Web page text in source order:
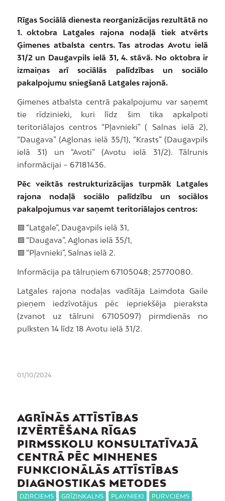
Rīgas Sociālā dienesta reorganizācijas rezultātā no
1. oktobra Latgales rajona nodaļā tiek atvērts
Ģimenes atbalsta centrs. Tas atrodas Avotu ielā
31/2 un Daugavpils ielā 31, 4. stāvā. No oktobra ir
izmaiņas arī sociālās palīdzības un sociālo
pakalpojumu sniegšanā Latgales rajonā.
Ģimenes atbalsta centrā pakalpojumu var saņemt
tie rīdzinieki, kuri līdz šim tika apkalpoti
teritoriālajos centros “Pļavnieki” ( Salnas ielā 2),
“Daugava” (Aglonas ielā 35/1), “Krasts” (Daugavpils
ielā 31) un “Avoti” (Avotu ielā 31/2). Tālrunis
informācijai – 67181436.
Pēc veiktās restrukturizācijas turpmāk Latgales
rajona nodaļā sociālo palīdzību un sociālos
pakalpojumus var saņemt teritoriālajos centros:
🟩 “Latgale”, Daugavpils ielā 31,
🟩 “Daugava”, Aglonas ielā 35/1,
🟩 “Pļavnieki”, Salnas ielā 2.
Informācija pa tālruņiem 67105048; 25770080.
Latgales rajona nodaļas vadītāja Laimdota Gaile
pieņem iedzīvotājus pēc iepriekšēja pieraksta
(zvanot uz tālruni 67105097) pirmdienās no
pulksten 14 līdz 18 Avotu ielā 31/2.
01/10/2024
AGRĪNĀS ATTĪSTĪBAS
IZVĒRTĒŠANA RĪGAS
PIRMSSKOLU KONSULTATĪVAJĀ
CENTRĀ PĒC MINHENES
FUNKCIONĀLĀS ATTĪSTĪBAS
DIAGNOSTIKAS METODES
DZIRCIEMS , GRĪZIŅKALNS , PĻAVNIEKI , PURVCIEMS ,